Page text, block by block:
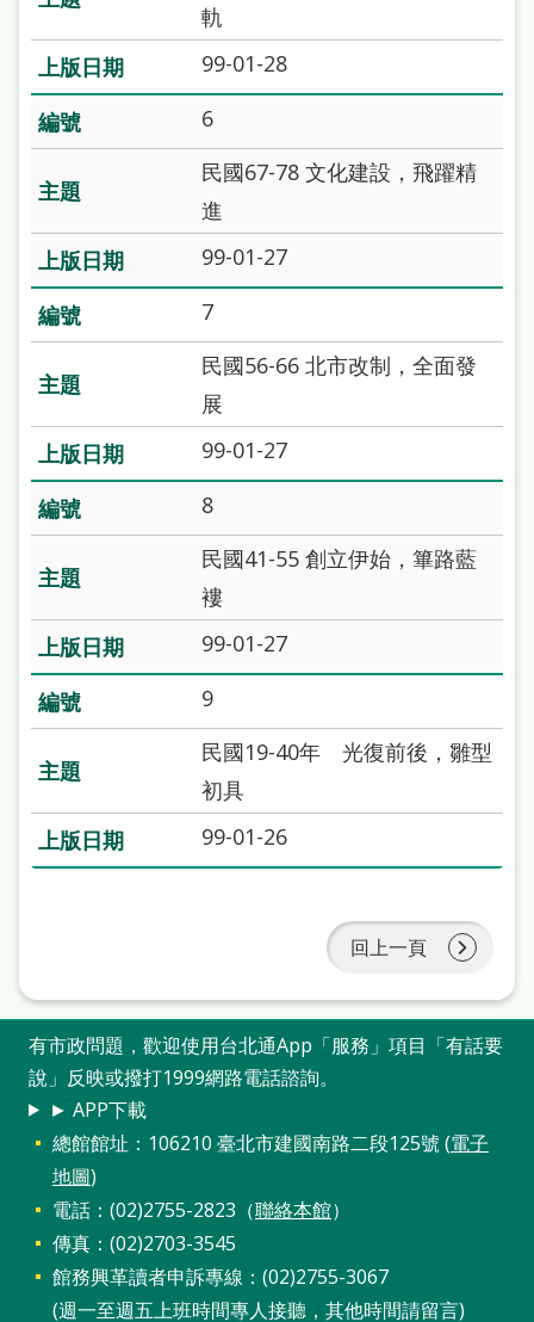
版
常
見
問
雙
語
詞
彙
台
北
通
情
系
English
日
語
及
網
站
策
政
軌
99-01-28
6
民國67-78 文化建設，飛躍精
進
99-01-27
7
民國56-66 北市改制，全面發
展
99-01-27
8
民國41-55 創立伊始，篳路藍
褸
99-01-27
9
民國19-40年 光復前後，雛型
初具
99-01-26
回上一頁
有市政問題，歡迎使用台北通App「服務」項目「有話要
說」反映或撥打1999網路電話諮詢。
► APP下載
總館館址：106210 臺北市建國南路二段125號 (電子
地圖)
電話：(02)2755-2823（聯絡本館）
傳真：(02)2703-3545
館務興革讀者申訴專線：(02)2755-3067
(週一至週五上班時間專人接聽，其他時間請留言)